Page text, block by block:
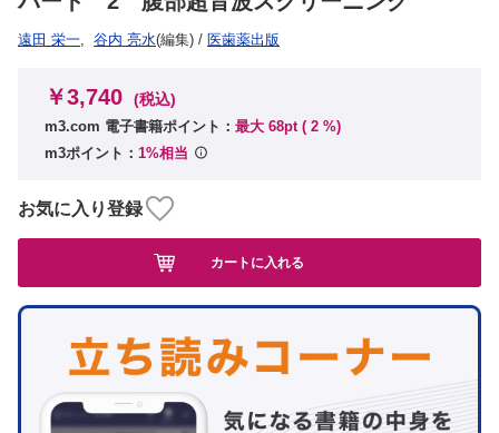
遠田 栄一, 谷内 亮水(編集) / 医歯薬出版
￥3,740 (税込)
m3.com 電子書籍ポイント： 最大 68pt ( 2 %)
m3ポイント： 1%相当
お気に入り登録
カートに入れる